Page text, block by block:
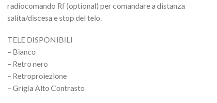
radiocomando Rf (optional) per comandare a distanza
salita/discesa e stop del telo.
TELE DISPONIBILI
– Bianco
– Retro nero
– Retroproiezione
– Grigia Alto Contrasto